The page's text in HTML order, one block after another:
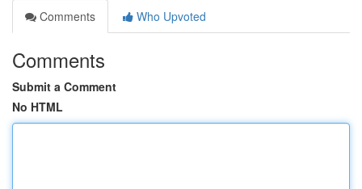
Comments
Who Upvoted
Comments
Submit a Comment
No HTML